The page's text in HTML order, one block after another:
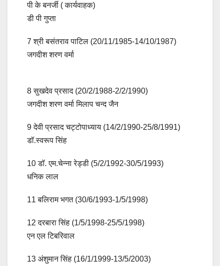
पी के बनर्जी ( कार्यवाहक)
डी पी गुप्ता
7 श्री बसंतराव पाटिल (20/11/1985-14/10/1987)
जगदीश शरण वर्मा
8 सुखदेव प्रसाद (20/2/1988-2/2/1990)
जगदीश शरण वर्मा मिलाप चन्द जैन
9 देवी प्रसाद चट्टोपाध्याय (14/2/1990-25/8/1991)
डॉ.स्वरूप सिंह
10 डॉ. एम.चेन्ना रेड्डी (5/2/1992-30/5/1993)
धनिक लाल
11 बलिराम भगत (30/6/1993-1/5/1998)
12 दरबारा सिंह (1/5/1998-25/5/1998)
एन एल टिबरिवाल
13 अंशुमान सिंह (16/1/1999-13/5/2003)